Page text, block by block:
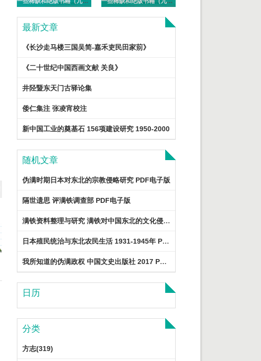
最新文章
《长沙走马楼三国吴简-嘉禾吏民田家莂》
《二十世纪中国西画文献 关良》
井陉暨东天门古驿论集
倭仁集注 张凌宵校注
新中国工业的奠基石 156项建设研究 1950-2000
随机文章
伪满时期日本对东北的宗教侵略研究 PDF电子版
隔世遗思 评满铁调查部 PDF电子版
满铁资料整理与研究 满铁对中国东北的文化侵略 PDF电子版
日本殖民统治与东北农民生活 1931-1945年 PDF电子版
我所知道的伪满政权 中国文史出版社 2017 PDF电子版
日历
分类
方志(319)